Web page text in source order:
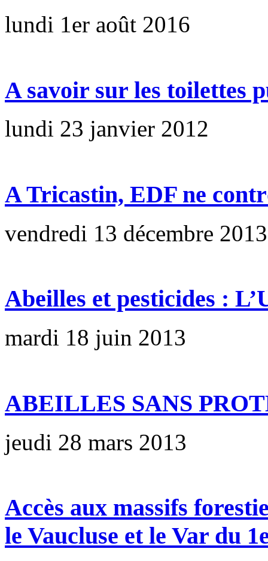
lundi 1er août 2016
A savoir sur les toilettes
lundi 23 janvier 2012
A Tricastin, EDF ne
vendredi 13 décembre 2013
Abeilles et pesticides :
mardi 18 juin 2013
ABEILLES SANS
jeudi 28 mars 2013
Accès aux massifs
le Vaucluse et le Var du